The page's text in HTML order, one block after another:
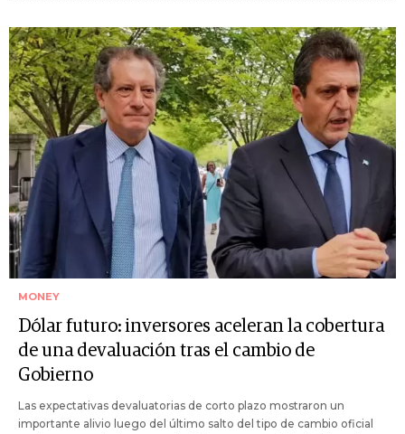
MONEY
Dólar futuro: inversores aceleran la cobertura
de una devaluación tras el cambio de
Gobierno
Las expectativas devaluatorias de corto plazo mostraron un
importante alivio luego del último salto del tipo de cambio oficial